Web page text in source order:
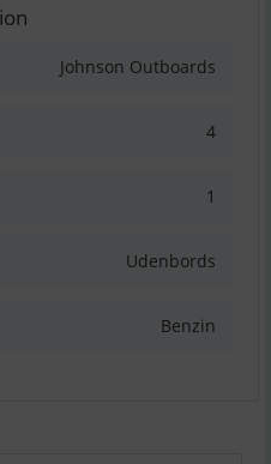
Johnson Outboards
4
1
Udenbords
Benzin